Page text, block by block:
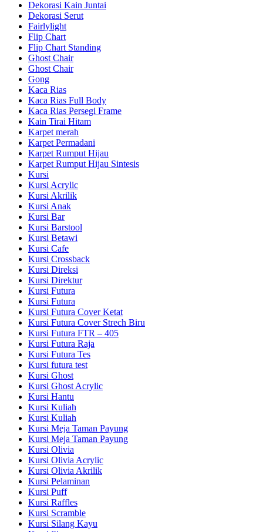
Dekorasi Kain Juntai
Dekorasi Serut
Fairlylight
Flip Chart
Flip Chart Standing
Ghost Chair
Ghost Chair
Gong
Kaca Rias
Kaca Rias Full Body
Kaca Rias Persegi Frame
Kain Tirai Hitam
Karpet merah
Karpet Permadani
Karpet Rumput Hijau
Karpet Rumput Hijau Sintesis
Kursi
Kursi Acrylic
Kursi Akrilik
Kursi Anak
Kursi Bar
Kursi Barstool
Kursi Betawi
Kursi Cafe
Kursi Crossback
Kursi Direksi
Kursi Direktur
Kursi Futura
Kursi Futura
Kursi Futura Cover Ketat
Kursi Futura Cover Strech Biru
Kursi Futura FTR – 405
Kursi Futura Raja
Kursi Futura Tes
Kursi futura test
Kursi Ghost
Kursi Ghost Acrylic
Kursi Hantu
Kursi Kuliah
Kursi Kuliah
Kursi Meja Taman Payung
Kursi Meja Taman Payung
Kursi Olivia
Kursi Olivia Acrylic
Kursi Olivia Akrilik
Kursi Pelaminan
Kursi Puff
Kursi Raffles
Kursi Scramble
Kursi Silang Kayu